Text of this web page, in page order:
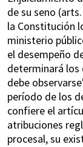
de su seno
la Constitución
ministerio
el desempeño
determinará los
debe
período de los
confiere el
atribuciones
procesal, su